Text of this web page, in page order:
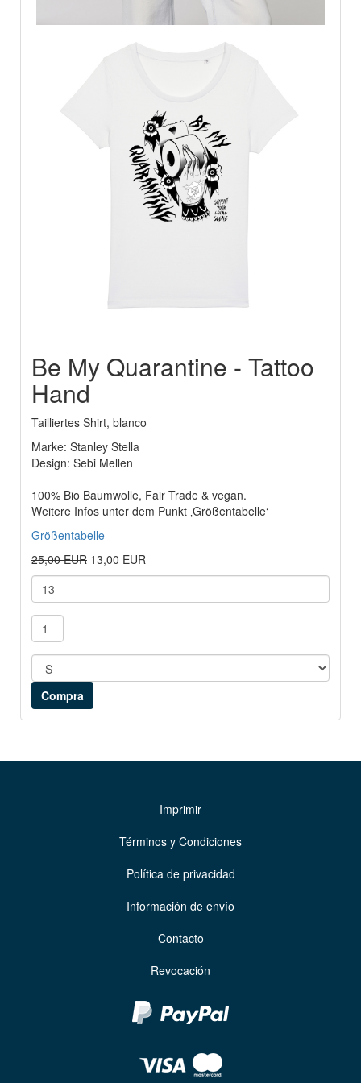
Be My Quarantine - Tattoo
Hand
Tailliertes Shirt, blanco
Marke: Stanley Stella
Design: Sebi Mellen
100% Bio Baumwolle, Fair Trade & vegan.
Weitere Infos unter dem Punkt ‚Größentabelle‘
Größentabelle
25,00 EUR 13,00 EUR
Imprimir
Términos y Condiciones
Política de privacidad
Información de envío
Contacto
Revocación